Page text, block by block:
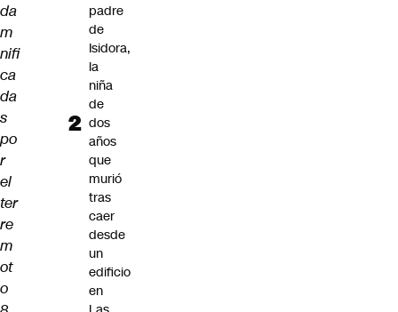
da
m
nifi
ca
da
s
po
r
el
ter
re
m
ot
o
padre
de
Isidora,
la
niña
de
dos
años
que
murió
tras
caer
desde
un
edificio
en